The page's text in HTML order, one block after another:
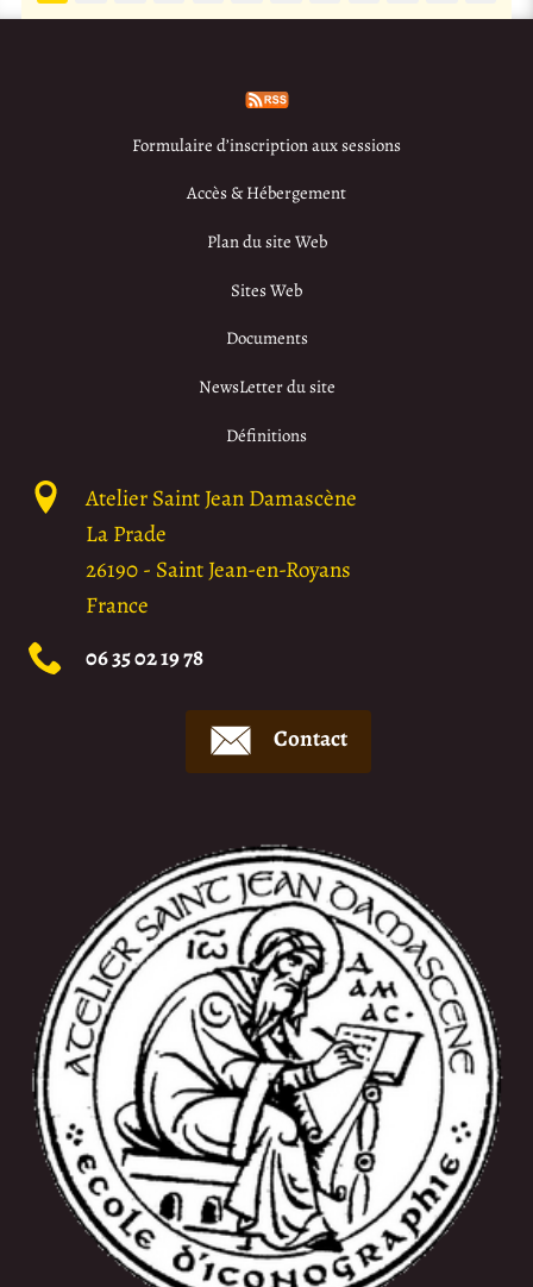
Formulaire d’inscription aux sessions
Accès & Hébergement
Plan du site Web
Sites Web
Documents
NewsLetter du site
Définitions
Atelier Saint Jean Damascène
La Prade
26190- Saint Jean-en-Royans
France
06 35 02 19 78
Contact